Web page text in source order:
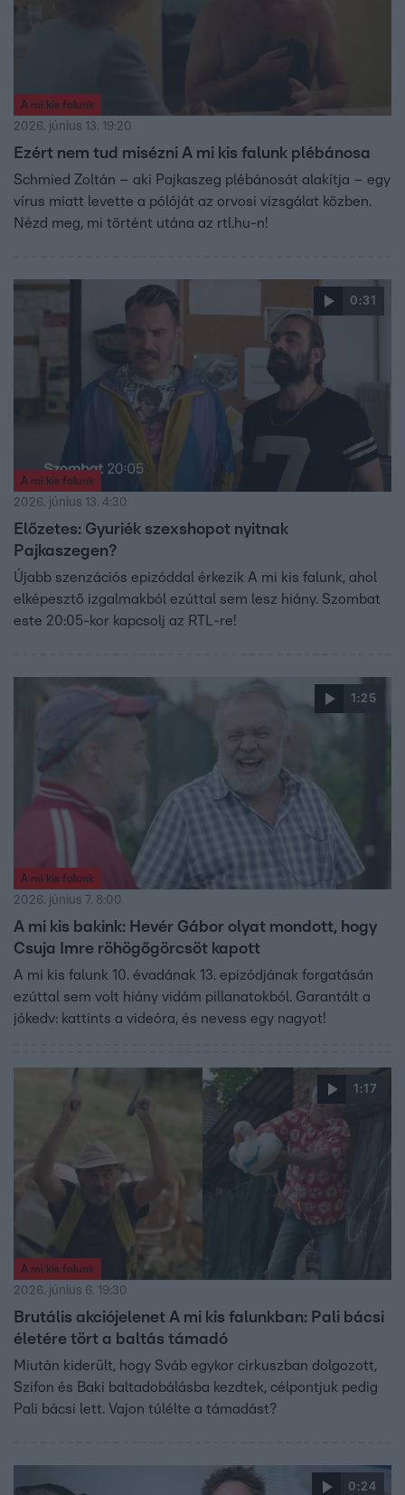
A mi kis falunk
2026. június 13. 19:20
Ezért nem tud misézni A mi kis falunk plébánosa
Schmied Zoltán – aki Pajkaszeg plébánosát alakítja – egy
vírus miatt levette a pólóját az orvosi vizsgálat közben.
Nézd meg, mi történt utána az rtl.hu-n!
0:31
A mi kis falunk
2026. június 13. 4:30
Előzetes: Gyuriék szexshopot nyitnak
Pajkaszegen?
Újabb szenzációs epizóddal érkezik A mi kis falunk, ahol
elképesztő izgalmakból ezúttal sem lesz hiány. Szombat
este 20:05-kor kapcsolj az RTL-re!
1:25
A mi kis falunk
2026. június 7. 8:00
A mi kis bakink: Hevér Gábor olyat mondott, hogy
Csuja Imre röhögőgörcsöt kapott
A mi kis falunk 10. évadának 13. epizódjának forgatásán
ezúttal sem volt hiány vidám pillanatokból. Garantált a
jókedv: kattints a videóra, és nevess egy nagyot!
1:17
A mi kis falunk
2026. június 6. 19:30
Brutális akciójelenet A mi kis falunkban: Pali bácsi
életére tört a baltás támadó
Miután kiderült, hogy Sváb egykor cirkuszban dolgozott,
Szifon és Baki baltadobálásba kezdtek, célpontjuk pedig
Pali bácsi lett. Vajon túlélte a támadást?
0:24